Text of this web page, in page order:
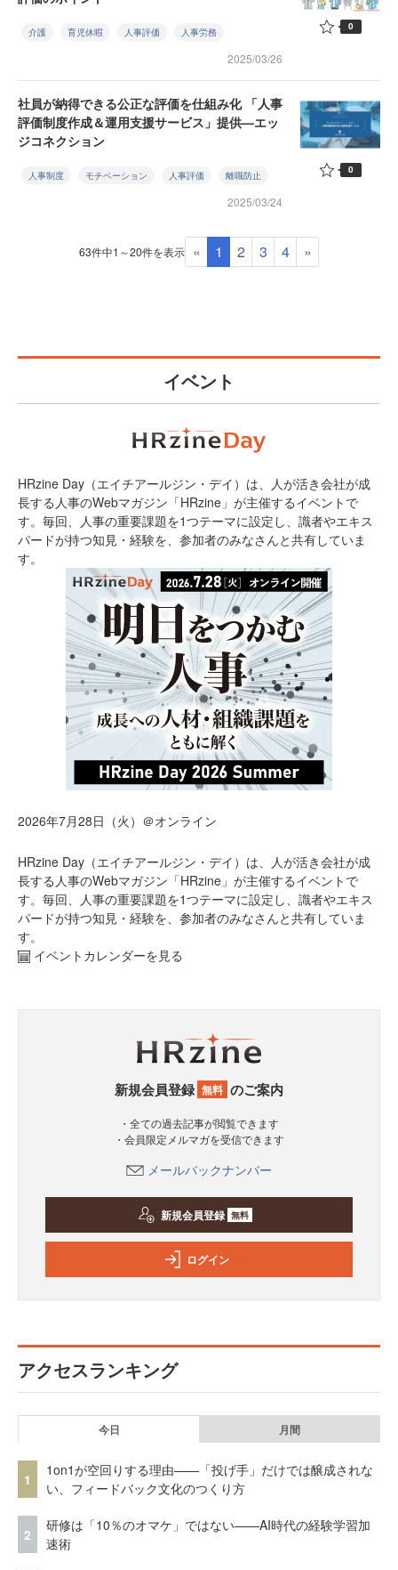
介護 育児休暇 人事評価 人事労務
2025/03/26
0
社員が納得できる公正な評価を仕組み化 「人事
評価制度作成＆運用支援サービス」提供—エッ
ジコネクション
人事制度 モチベーション 人事評価 離職防止
2025/03/24
0
63件中1～20件を表示 « 1 2 3 4 »
イベント
HRzine Day（エイチアールジン・デイ）は、人が活き会社が成
長する人事のWebマガジン「HRzine」が主催するイベントで
す。毎回、人事の重要課題を1つテーマに設定し、識者やエキス
パードが持つ知見・経験を、参加者のみなさんと共有していま
す。
2026年7月28日（火）＠オンライン
HRzine Day（エイチアールジン・デイ）は、人が活き会社が成
長する人事のWebマガジン「HRzine」が主催するイベントで
す。毎回、人事の重要課題を1つテーマに設定し、識者やエキス
パードが持つ知見・経験を、参加者のみなさんと共有していま
す。
イベントカレンダーを見る
新規会員登録 無料 のご案内
・全ての過去記事が閲覧できます
・会員限定メルマガを受信できます
メールバックナンバー
新規会員登録 無料
ログイン
アクセスランキング
今日 月間
1
1on1が空回りする理由——「投げ手」だけでは醸成されな
い、フィードバック文化のつくり方
2
研修は「10％のオマケ」ではない——AI時代の経験学習加
速術